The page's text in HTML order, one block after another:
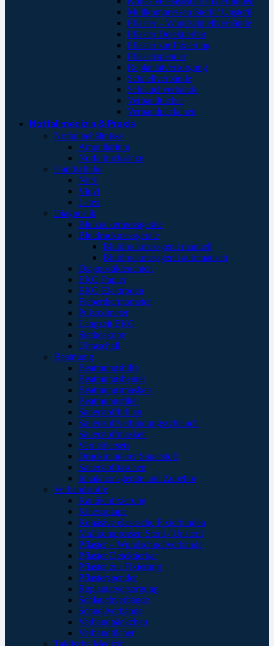
Mullkompressen Steril / Unsteril
Pflaster – Wundschnellverbände
Pflaster Detektierbar
Pflaster zur Fixierung
Pflasterspender
Replantatversorgung
Schnellverbände
Schlauchverbände
Verbandtücher
Verbandpäckchen
Notfallmedizin & Praxis
Notfallbehältnisse
Ampullarium
Notfallrucksäcke
Handschuhe
Nitril
Vinyl
Latex
Diagnostik
Blutzuckermessgeräte
Blutdruckmessgeräte
Blutdruckmessgerät manuell
Blutdruckmessgerät automatisch
Diagnostikleuchten
EKG Papier
EKG Elektroden
Fieberthermometer
Pulsoximeter
Langzeit EKG
Stethoskope
Ultraschall
Beatmung
Beatmungshilfe
Beatmungsbeutel
Beatmungsmasken
Beatmungsfilter
Sauerstoffbrillen
Sauerstoffverbindungsschlauch
Sauerstoffmasken
Verneblersets
Druckminderer Sauerstoff
Sauerstofftaschen
Inhalationsgeräte und Zubehör
Verbandstoffe
Kanülenfixierung
Kinesoptape
Kohäsive elastische Fixierbinden
Mullkompressen Steril / Unsteril
Pflaster – Wundschnellverbände
Pflaster Detektierbar
Pflaster zur Fixierung
Pflasterspender
Replantatversorgung
Schlauchverbände
Schnellverbände
Verbandpäckchen
Verbandtücher
Taktische Medizin